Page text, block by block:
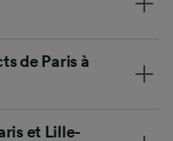
de Paris à
et Lille-